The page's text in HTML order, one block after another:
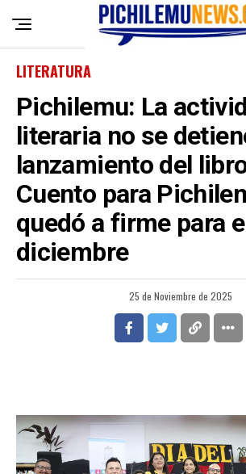
LITERATURA
Pichilemu: La
literaria no se
lanzamiento del
Cuento para
quedó a firme para
diciembre
25 de Noviembre de 2025